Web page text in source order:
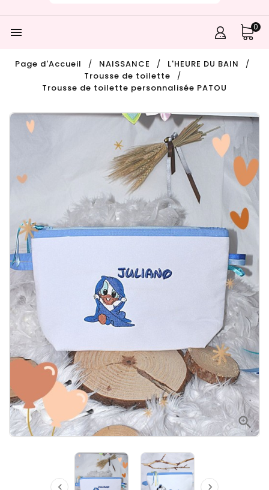
 0
Page d'Accueil NAISSANCE
L'HEURE DU BAIN
Trousse de toilette
Trousse de toilette personnalisée PATOU

 